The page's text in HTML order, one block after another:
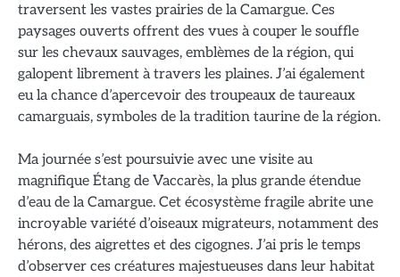
traversent les vastes prairies de la Camargue. Ces
paysages ouverts offrent des vues à couper le souffle
sur les chevaux sauvages, emblèmes de la région, qui
galopent librement à travers les plaines. J’ai également
eu la chance d’apercevoir des troupeaux de taureaux
camarguais, symboles de la tradition taurine de la région.
Ma journée s’est poursuivie avec une visite au
magnifique Étang de Vaccarès, la plus grande étendue
d’eau de la Camargue. Cet écosystème fragile abrite une
incroyable variété d’oiseaux migrateurs, notamment des
hérons, des aigrettes et des cigognes. J’ai pris le temps
d’observer ces créatures majestueuses dans leur habitat